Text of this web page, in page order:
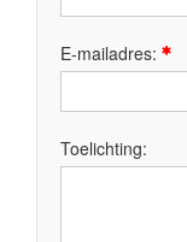
E-mailadres:
Toelichting: